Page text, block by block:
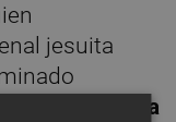
jesuita
trabuco y bota